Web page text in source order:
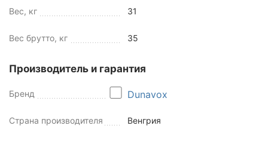
Вес, кг 31
Вес брутто, кг 35
Производитель и гарантия
Бренд Dunavox
Страна производителя Венгрия